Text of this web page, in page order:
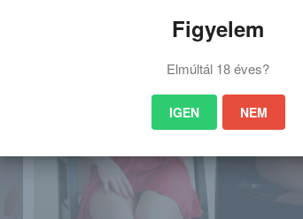
http:// Figyelem
Elmúltál 18 éves?
IGEN NEM